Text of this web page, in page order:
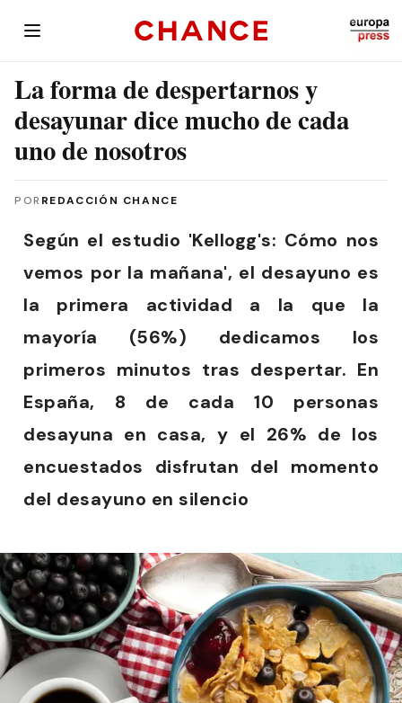
La forma de despertarnos y
desayunar dice mucho de cada
uno de nosotros
POR REDACCIÓN CHANCE
Según el estudio 'Kellogg's: Cómo nos
vemos por la mañana', el desayuno es
la primera actividad a la que la
mayoría (56%) dedicamos los
primeros minutos tras despertar. En
España, 8 de cada 10 personas
desayuna en casa, y el 26% de los
encuestados disfrutan del momento
del desayuno en silencio